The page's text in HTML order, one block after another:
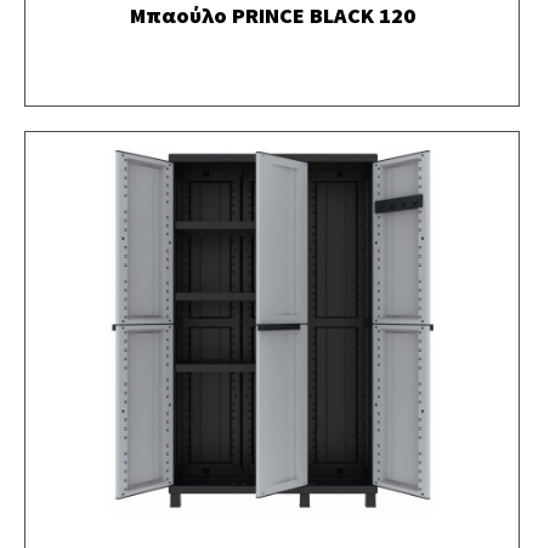
Μπαούλο PRINCE BLACK 120